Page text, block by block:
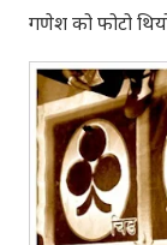
गणेश को फोटो